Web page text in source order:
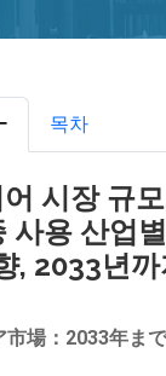
목차
시장 규
사용 산업
, 2033년
場：2033年ま